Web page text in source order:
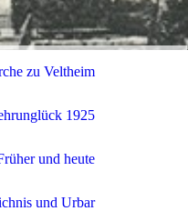
zu Veltheim
1925
und heute
und Urbar